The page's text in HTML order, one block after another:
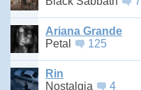
Ariana Grande
Petal
125
Rin
Nostalgia
4